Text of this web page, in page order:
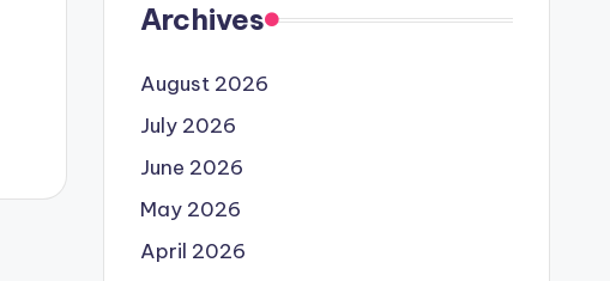
Archives
August 2026
July 2026
June 2026
May 2026
April 2026